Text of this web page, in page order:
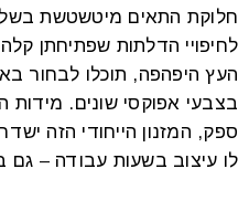
חלוקת התאים מיטשטשת בשל
לחיפויי הדלתות שפתיחתן
העץ היפהפה, תוכלו לבחור
ספק, המזנון הייחודי הזה
לו עיצוב בשעות עבודה –